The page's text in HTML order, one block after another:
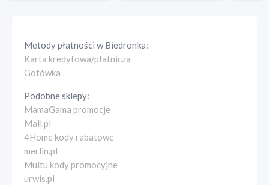
Metody płatności wBiedronka:
Karta kredytowa/płatnicza
Gotówka
Podobne sklepy:
MamaGama promocje
Mall.pl
4Home kody rabatowe
merlin.pl
Multu kody promocyjne
urwis.pl